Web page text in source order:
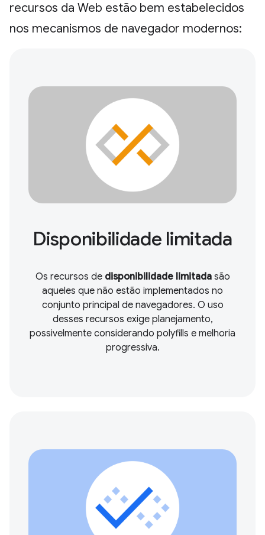
recursos da Web estão bem estabelecidos
nos mecanismos de navegador modernos:
Disponibilidade limitada
Os recursos de disponibilidade limitadasão
aqueles que não estão implementados no
conjunto principal de navegadores. O uso
desses recursos exige planejamento,
possivelmente considerando polyfills e melhoria
progressiva.